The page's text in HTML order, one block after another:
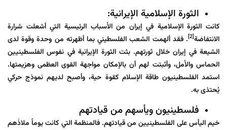
الثورة الإسلامية الإيرانية:
كانت الثورة الإسلامية في إيران من الأسباب الرئيسية التي أشعلت شرارة
الانتفاضة[2] . فقد ألهمت الشعب الفلسطيني بما أظهرته من وحدة وقوة لدى
الشيعة في إيرانخلال ثورتهم. بثتالثورة الإيرانيةفي نفوس الفلسطينيين
الحماس والأمل، وأثبتت لهم أن بالإمكان مواجهة القوى العظمى وهزيمتها.
استمد الفلسطينيون طاقة الإسلام كقوة حية، وأصبح لديهم نموذج حركي
يُحتذى به.
فلسطينيون ويأسهم من قيادتهم
خيم اليأس على الفلسطينيين من قيادتهم. فالمنظمة التي كانت يوماً ملاذَهم